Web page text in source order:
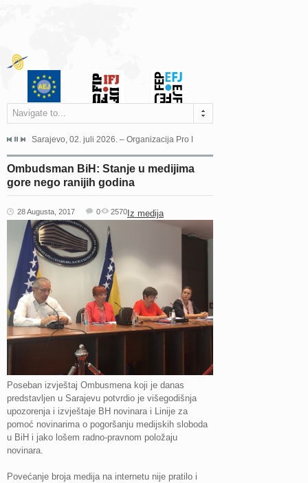
Navigate to...
Grada Sarajeva povodom Dana Sarajeva dugogodišnjoj...
Sarajevo, 02. juli 2026. – Organizacija Pro Educa juče je uspješno
Ombudsman BiH: Stanje u medijima
gore nego ranijih godina
28 Augusta, 2017 Iz medija
0 2570
Poseban izvještaj Ombusmena koji je danas
predstavljen u Sarajevu potvrdio je višegodišnja
upozorenja i izvještaje BH novinara i Linije za
pomoć novinarima o pogoršanju medijskih sloboda
u BiH i jako lošem radno-pravnom položaju
novinara.
Povećanje broja medija na internetu nije pratilo i